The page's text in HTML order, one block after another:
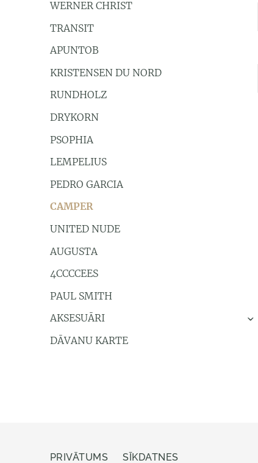
WERNER CHRIST
TRANSIT
APUNTOB
KRISTENSEN DU NORD
RUNDHOLZ
DRYKORN
PSOPHIA
LEMPELIUS
PEDRO GARCIA
CAMPER
UNITED NUDE
AUGUSTA
4CCCCEES
PAUL SMITH
AKSESUĀRI
›
DĀVANU KARTE
PRIVĀTUMS SĪKDATNES